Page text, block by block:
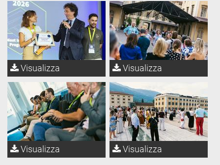
Visualizza Visualizza
Visualizza Visualizza